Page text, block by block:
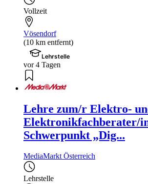
Vollzeit
Vösendorf
(10 km entfernt)
Lehrstelle
vor 4 Tagen
Lehre zum/r Elektro-
Elektronikfachberater/
Schwerpunkt „Dig...
MediaMarkt Österreich
Lehrstelle